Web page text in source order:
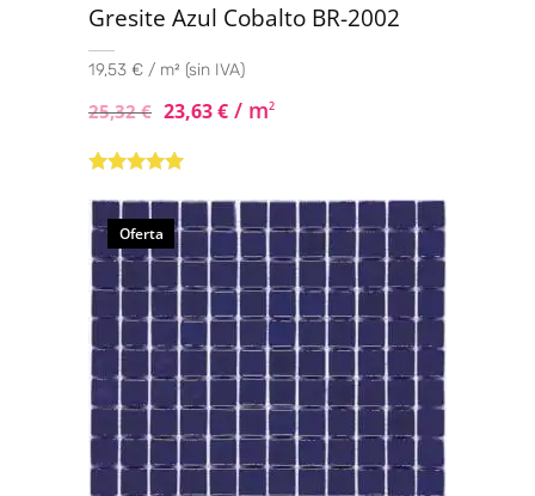
Gresite Azul Cobalto BR-2002
19,53 € / m² (sin IVA)
25,32€ 23,63€ / m2
5.00de 5
Oferta